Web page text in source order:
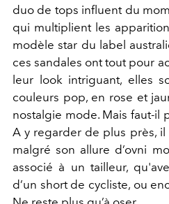
duo de tops influent du
qui multiplient les
modèle star du label
ces sandales ont tout pour
leur look intriguant, elles
couleurs pop, en rose et
nostalgie mode. Mais faut-il
A y regarder de plus près,
malgré son allure d’ovni
associé à un tailleur,
d’un short de cycliste, ou